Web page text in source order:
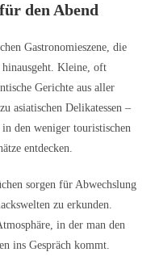
den Abend
Gastronomieszene, die
Kleine, oft
Gerichte aus aller
asiatischen Delikatessen –
den weniger touristischen
entdecken.
sorgen für Abwechslung
zu erkunden.
in der man den
ins Gespräch kommt.